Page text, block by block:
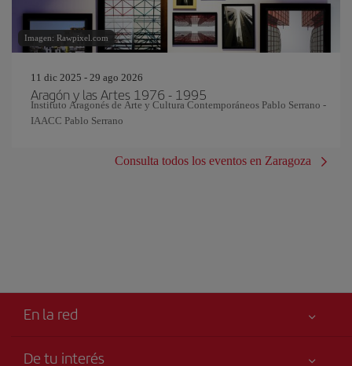
Imagen: Rawpixel.com
11 dic 2025 - 29 ago 2026
Aragón y las Artes 1976 - 1995
Instituto Aragonés de Arte y Cultura Contemporáneos Pablo Serrano -
IAACC Pablo Serrano
Consulta todos los eventos en Zaragoza
En la red
De tu interés